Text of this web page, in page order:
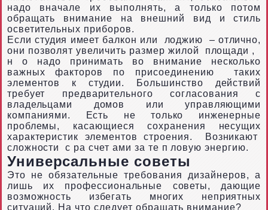
надо вначале их выполнять, а только потом
обращать внимание на внешний вид и стиль
осветительных приборов.
Если студия имеет балкон или
лоджию
– отлично,
они позволят увеличить размер жилой
площади ,
н
о надо принимать во внимание несколько
важных факторов по присоединению
таких
элементов к студии. Большинство действий
требует предварительного согласования с
владельцами домов или управляющими
компаниями. Есть не только инженерные
проблемы, касающиеся сохранения несущих
характеристик элементов строения.
Возникают
сложности
с ра счет ами за те п ловую энергию.
Универсальные советы
Это не обязательные требования дизайнеров, а
лишь их профессиональные советы, дающие
возможность избегать многих неприятных
ситуаций. На что следует обращать внимание?